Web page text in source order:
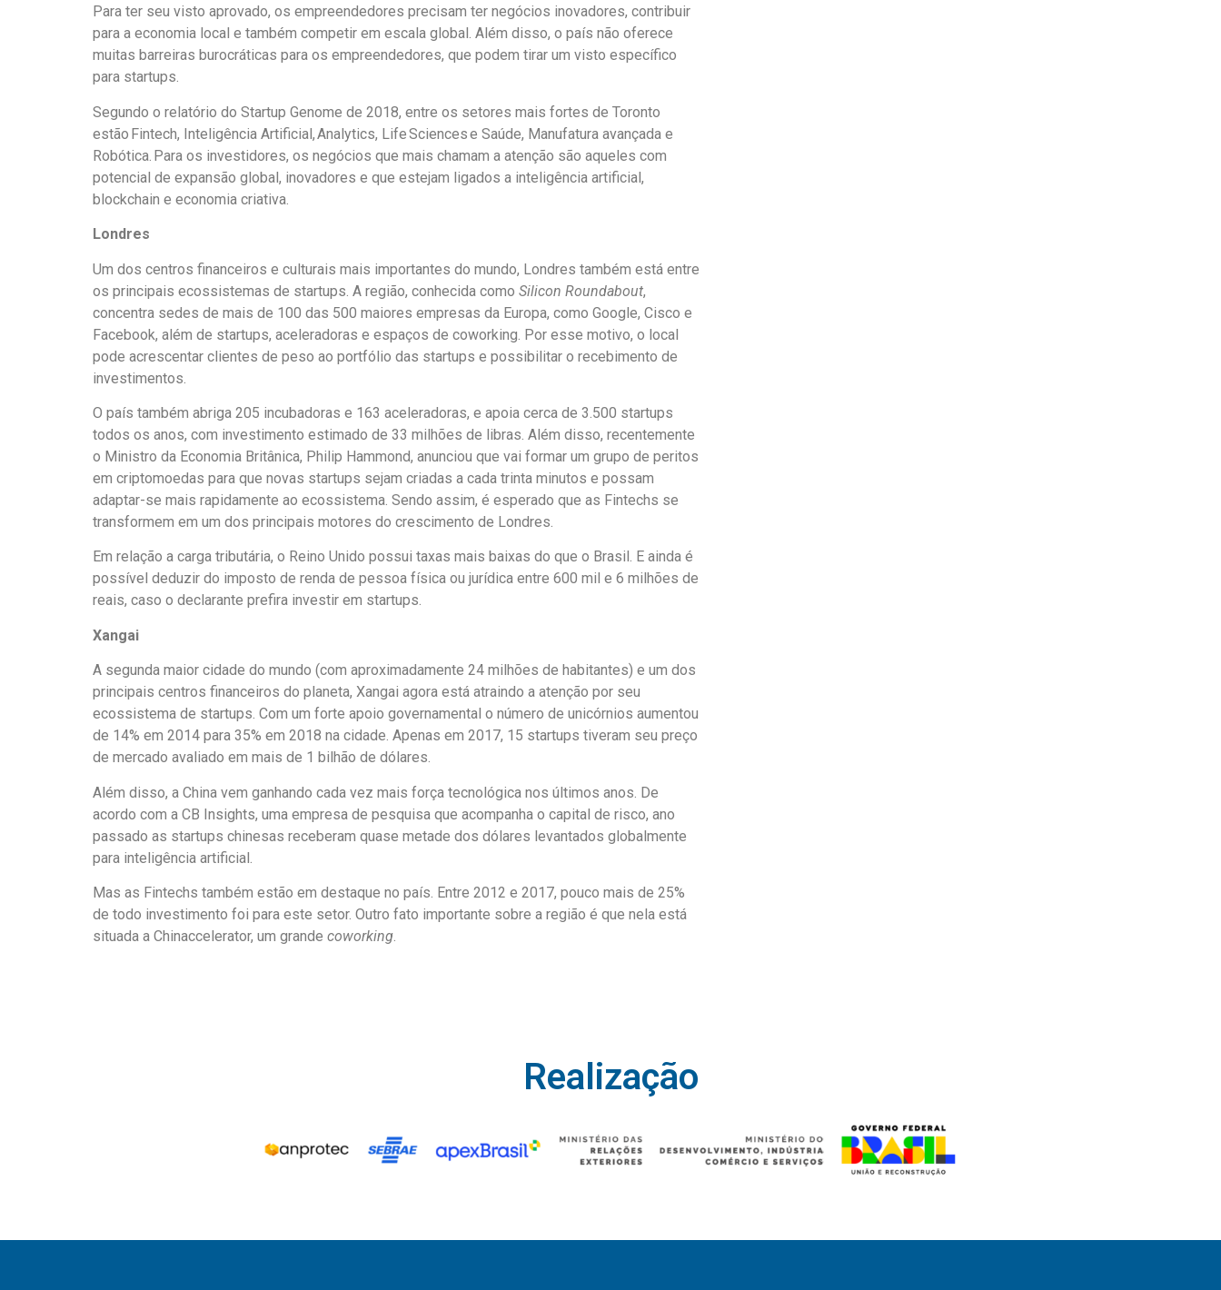
Para ter seu visto aprovado, os empreendedores precisam ter negócios inovadores, contribuir
para a economia local e também competir em escala global. Além disso, o país não oferece
muitas barreiras burocráticas para os empreendedores, que podem tirar um visto específico
para startups.
Segundo o relatório do Startup Genome de 2018, entre os setores mais fortes de Toronto
estão Fintech, Inteligência Artificial, Analytics, Life Sciences e Saúde, Manufatura avançada e
Robótica. Para os investidores, os negócios que mais chamam a atenção são aqueles com
potencial de expansão global, inovadores e que estejam ligados a inteligência artificial,
blockchain e economia criativa.
Londres
Um dos centros financeiros e culturais mais importantes do mundo, Londres também está entre
os principais ecossistemas de startups. A região, conhecida como Silicon Roundabout,
concentra sedes de mais de 100 das 500 maiores empresas da Europa, como Google, Cisco e
Facebook, além de startups, aceleradoras e espaços de coworking. Por esse motivo, o local
pode acrescentar clientes de peso ao portfólio das startups e possibilitar o recebimento de
investimentos.
O país também abriga 205 incubadoras e 163 aceleradoras, e apoia cerca de 3.500 startups
todos os anos, com investimento estimado de 33 milhões de libras. Além disso, recentemente
o Ministro da Economia Britânica, Philip Hammond, anunciou que vai formar um grupo de peritos
em criptomoedas para que novas startups sejam criadas a cada trinta minutos e possam
adaptar-se mais rapidamente ao ecossistema. Sendo assim, é esperado que as Fintechs se
transformem em um dos principais motores do crescimento de Londres.
Em relação a carga tributária, o Reino Unido possui taxas mais baixas do que o Brasil. E ainda é
possível deduzir do imposto de renda de pessoa física ou jurídica entre 600 mil e 6 milhões de
reais, caso o declarante prefira investir em startups.
Xangai
A segunda maior cidade do mundo (com aproximadamente 24 milhões de habitantes) e um dos
principais centros financeiros do planeta, Xangai agora está atraindo a atenção por seu
ecossistema de startups. Com um forte apoio governamental o número de unicórnios aumentou
de 14% em 2014 para 35% em 2018 na cidade. Apenas em 2017, 15 startups tiveram seu preço
de mercado avaliado em mais de 1 bilhão de dólares.
Além disso, a China vem ganhando cada vez mais força tecnológica nos últimos anos. De
acordo com a CB Insights, uma empresa de pesquisa que acompanha o capital de risco, ano
passado as startups chinesas receberam quase metade dos dólares levantados globalmente
para inteligência artificial.
Mas as Fintechs também estão em destaque no país. Entre 2012 e 2017, pouco mais de 25%
de todo investimento foi para este setor. Outro fato importante sobre a região é que nela está
situada a Chinaccelerator, um grande coworking.
Realização